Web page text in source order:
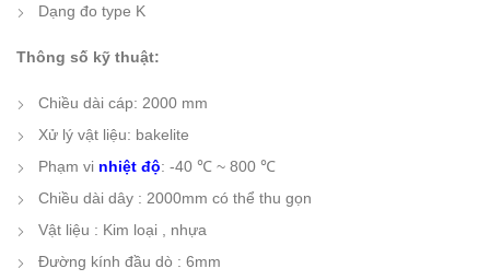
Dạng đo type K
Thông số kỹ thuật:
Chiều dài cáp: 2000 mm
Xử lý vật liệu: bakelite
Phạm vi nhiệt độ: -40 ℃ ~ 800 ℃
Chiều dài dây : 2000mm có thể thu gọn
Vật liệu : Kim loại , nhựa
Đường kính đầu dò : 6mm